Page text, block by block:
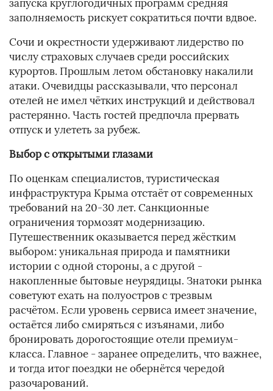
запуска круглогодичных программ средняя
заполняемость рискует сократиться почти вдвое.
Сочи и окрестности удерживают лидерство по
числу страховых случаев среди российских
курортов. Прошлым летом обстановку накалили
атаки. Очевидцы рассказывали, что персонал
отелей не имел чётких инструкций и действовал
растерянно. Часть гостей предпочла прервать
отпуск и улететь за рубеж.
Выбор с открытыми глазами
По оценкам специалистов, туристическая
инфраструктура Крыма отстаёт от современных
требований на 20-30 лет. Санкционные
ограничения тормозят модернизацию.
Путешественник оказывается перед жёстким
выбором: уникальная природа и памятники
истории с одной стороны, а с другой -
накопленные бытовые неурядицы. Знатоки рынка
советуют ехать на полуостров с трезвым
расчётом. Если уровень сервиса имеет значение,
остаётся либо смиряться с изъянами, либо
бронировать дорогостоящие отели премиум-
класса. Главное - заранее определить, что важнее,
и тогда итог поездки не обернётся чередой
разочарований.